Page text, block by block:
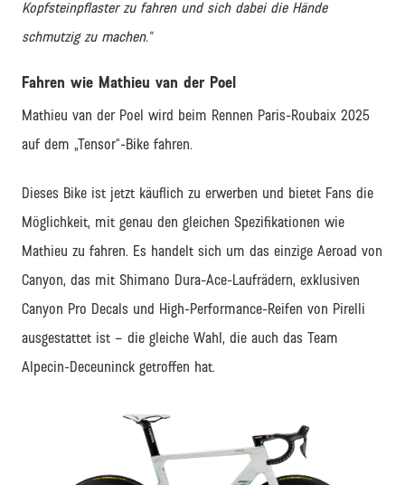
Kopfsteinpflaster zu fahren und sich dabei die Hände
schmutzig zu machen.“
Fahren wie Mathieu van der Poel
Mathieu van der Poel wird beim Rennen Paris-Roubaix 2025
auf dem „Tensor“-Bike fahren.
Dieses Bike ist jetzt käuflich zu erwerben und bietet Fans die
Möglichkeit, mit genau den gleichen Spezifikationen wie
Mathieu zu fahren. Es handelt sich um das einzige Aeroad von
Canyon, das mit Shimano Dura-Ace-Laufrädern, exklusiven
Canyon Pro Decals und High-Performance-Reifen von Pirelli
ausgestattet ist – die gleiche Wahl, die auch das Team
Alpecin-Deceuninck getroffen hat.